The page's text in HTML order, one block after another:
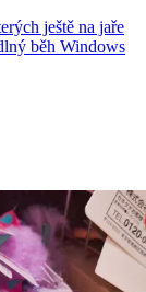
ještě na jaře
běh Windows